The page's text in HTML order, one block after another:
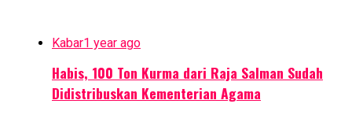
Kabar1 year ago
Habis, 100 Ton Kurma dari Raja Salman Sudah
Didistribuskan Kementerian Agama